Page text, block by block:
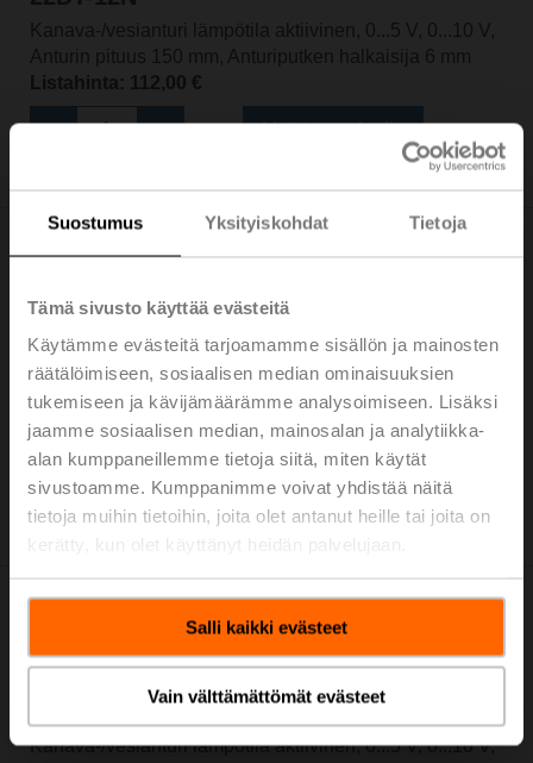
Suostumus Yksityiskohdat Tietoja
Tämä sivusto käyttää evästeitä
Käytämme evästeitä tarjoamamme sisällön ja mainosten
räätälöimiseen, sosiaalisen median ominaisuuksien
tukemiseen ja kävijämäärämme analysoimiseen. Lisäksi
jaamme sosiaalisen median, mainosalan ja analytiikka-
alan kumppaneillemme tietoja siitä, miten käytät
sivustoamme. Kumppanimme voivat yhdistää näitä
tietoja muihin tietoihin, joita olet antanut heille tai joita on
kerätty, kun olet käyttänyt heidän palvelujaan.
Salli kaikki evästeet
Vain välttämättömät evästeet
Kanava-/vesianturi lämpötila aktiivinen, 0...5 V, 0...10 V,
Anturin pituus 150 mm, Anturiputken halkaisija 6 mm
Listahinta: 112,00 €
Lisää ostoskoriin
22DT-12P
Kanava-/vesianturi lämpötila aktiivinen, 0...5 V, 0...10 V,
Anturin pituus 200 mm, Anturiputken halkaisija 6 mm
Listahinta: 112,00 €
Lisää ostoskoriin
Lisää projektiluetteloon
Kanava-/vesianturi lämpötila aktiivinen, 0...5 V, 0...10 V,